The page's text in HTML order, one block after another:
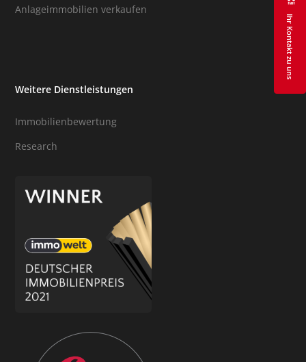
Ihr Kontakt zu uns
Anlageimmobilien verkaufen
Weitere Dienstleistungen
Immobilienbewertung
Research